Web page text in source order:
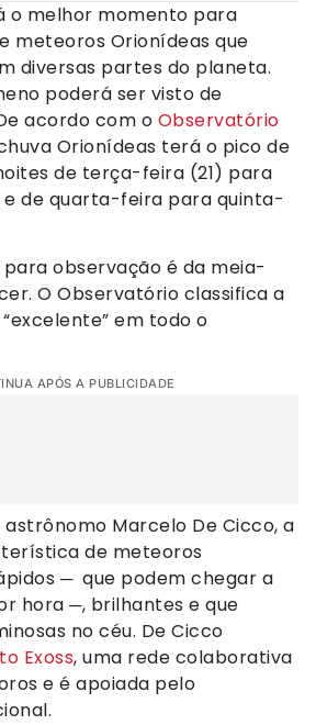
o melhor momento para
meteoros Orionídeas que
diversas partes do planeta.
poderá ser visto de
acordo com o Observatório
Orionídeas terá o pico de
de terça-feira (21) para
de quarta-feira para quinta-
observação é da meia-
O Observatório classifica a
em todo o
APÓS A PUBLICIDADE
Marcelo De Cicco, a
de meteoros
─ que podem chegar a
hora ─, brilhantes e que
no céu. De Cicco
Exoss, uma rede colaborativa
e é apoiada pelo